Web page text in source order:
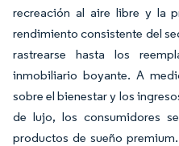
recreación al aire libre y la
rendimiento consistente del
rastrearse hasta los
inmobiliario boyante. A
sobre el bienestar y los
de lujo, los consumidores
productos de sueño